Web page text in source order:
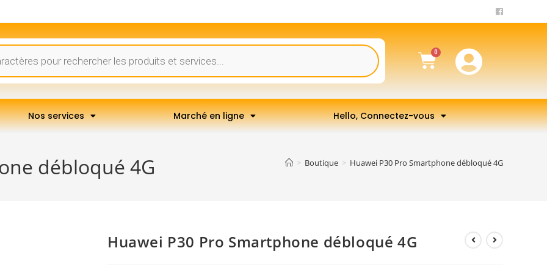
Nos services Marché en ligne Hello, Connectez-vous
débloqué 4G > Boutique > Huawei P30 Pro Smartphone débloqué 4G
Huawei P30 Pro Smartphone débloqué 4G